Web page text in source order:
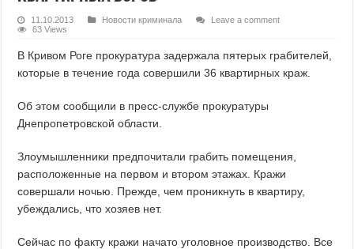
11.10.2013 Новости криминала
Leave a comment
63 Views
В Кривом Роге прокуратура задержала пятерых грабителей,
которые в течение года совершили 36 квартирных краж.
Об этом сообщили в пресс-службе прокуратуры
Днепропетровской области.
Злоумышленники предпочитали грабить помещения,
расположенные на первом и втором этажах. Кражи
совершали ночью. Прежде, чем проникнуть в квартиру,
убеждались, что хозяев нет.
Сейчас по факту кражи начато уголовное производство. Все